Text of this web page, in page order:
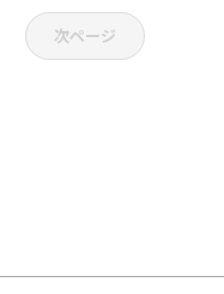
次ページ